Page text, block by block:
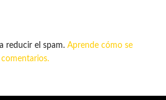
reducir el spam. Aprende cómo se